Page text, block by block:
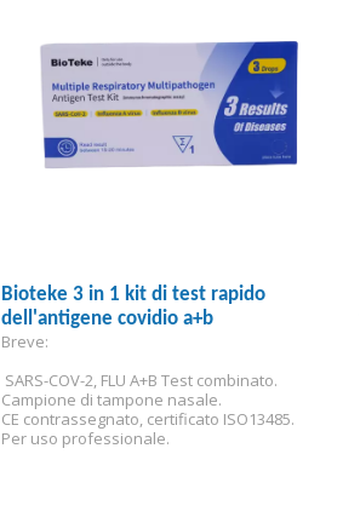
Bioteke 3 in 1 kit di test rapido
dell'antigene covidio a+b
Breve:
SARS-COV-2, FLU A+B Test combinato.
Campione di tampone nasale.
CE contrassegnato, certificato ISO13485.
Per uso professionale.